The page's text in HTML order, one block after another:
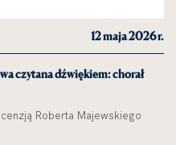
12 maja 2026 r.
czytana dźwiękiem: chorał
Roberta Majewskiego